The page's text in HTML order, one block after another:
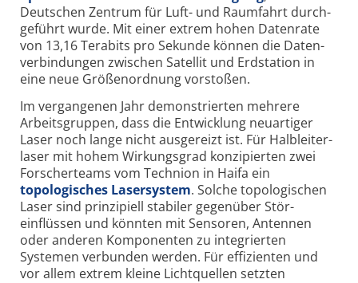
Deutschen Zentrum für Luft- und Raum­fahrt durch­
geführt wurde. Mit einer extrem hohen Daten­rate
von 13,16 Tera­bits pro Sekunde können die Daten­
verbindungen zwischen Satellit und Erd­station in
eine neue Größen­ordnung vorstoßen.
Im vergangenen Jahr demonstrierten mehrere
Arbeits­gruppen, dass die Entwicklung neu­artiger
Laser noch lange nicht aus­gereizt ist. Für Halb­leiter­
laser mit hohem Wirkungs­grad konzipierten zwei
Forscher­teams vom Technion in Haifa ein
topologisches Laser­system. Solche topologischen
Laser sind prinzipiell stabiler gegenüber Stör­
einflüssen und könnten mit Sensoren, Antennen
oder anderen Komponenten zu integrierten
Systemen verbunden werden. Für effizienten und
vor allem extrem kleine Licht­quellen setzten